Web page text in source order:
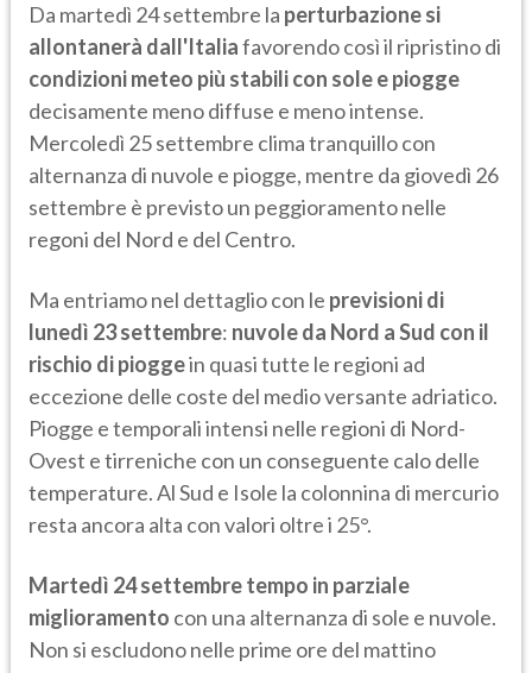
Da martedì 24 settembre la perturbazione si
allontanerà dall'Italiafavorendo così il ripristino di
condizioni meteo più stabili con sole e piogge
decisamente meno diffuse e meno intense.
Mercoledì 25 settembre clima tranquillo con
alternanza di nuvole e piogge, mentre da giovedì 26
settembre è previsto un peggioramento nelle
regoni del Nord e del Centro.
Ma entriamo nel dettaglio con le previsioni di
lunedì 23 settembre: nuvole da Nord a Sud con il
rischio di pioggein quasi tutte le regioni ad
eccezione delle coste del medio versante adriatico.
Piogge e temporali intensi nelle regioni di Nord-
Ovest e tirreniche con un conseguente calo delle
temperature. Al Sud e Isole la colonnina di mercurio
resta ancora alta con valori oltre i 25°.
Martedì 24 settembre tempo in parziale
miglioramento con una alternanza di sole e nuvole.
Non si escludono nelle prime ore del mattino